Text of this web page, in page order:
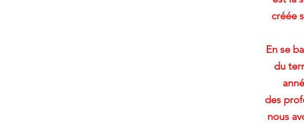
créée
En se
du
des
nous